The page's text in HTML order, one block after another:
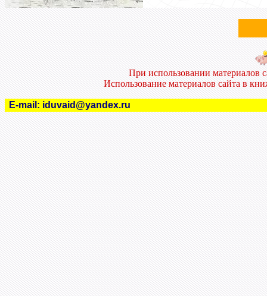
При использовании материалов
Использование материалов сайта в
E-mail: iduvaid@yandex.ru